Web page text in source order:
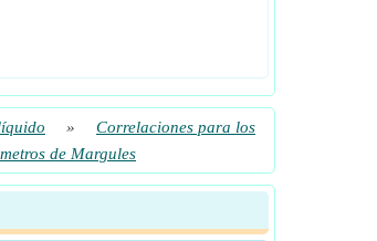
»
Correlaciones para los
de Margules